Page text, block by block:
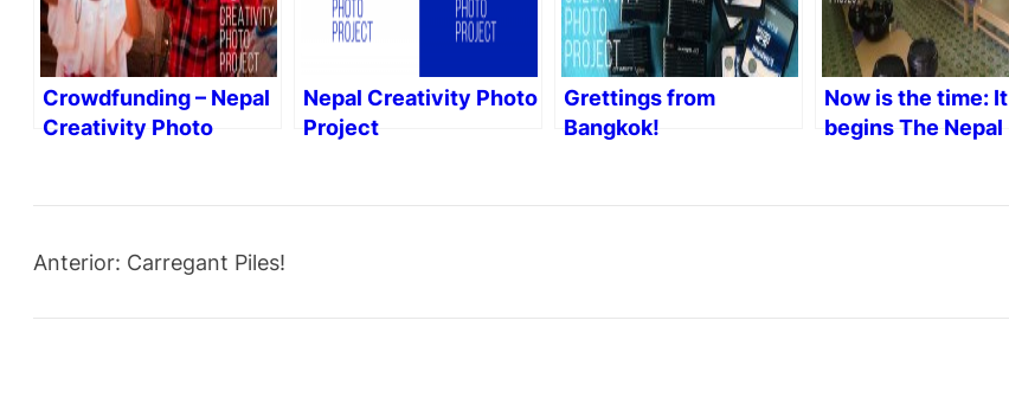
Crowdfunding – Nepal
Creativity Photo
Nepal Creativity Photo
Project
Grettings from
Bangkok!
Now is the time: It
begins The Nepal
Anterior: Carregant Piles!